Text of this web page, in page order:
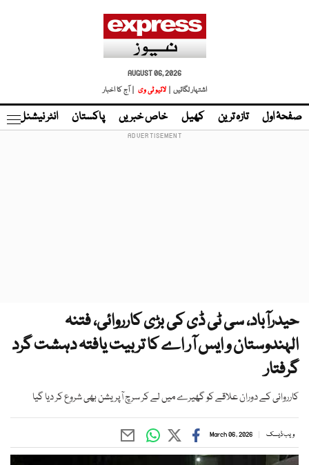
AUGUST 06, 2026
اشتہار لگائیں |
لائیو ٹی وی | آج کا اخبار
صفحۂ اول تازہ ترین کھیل خاص خبریں پاکستان انٹر نیشنل
حیدرآباد، سی ٹی ڈی کی بڑی کارروائی، فتنہ
الہندوستان و ایس آر اے کا تربیت یافتہ دہشت گرد
گرفتار
کارروائی کے دوران علاقے کو گھیرے میں لے کر سرچ آپریشن بھی شروع کر دیا گیا
ویب ڈیسک March 06, 2026